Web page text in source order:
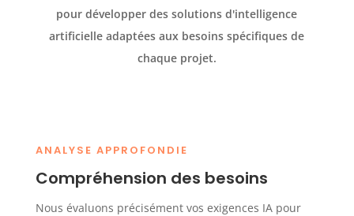
pour développer des solutions d'intelligence
artificielle adaptées aux besoins spécifiques de
chaque projet.
ANALYSE APPROFONDIE
Compréhension des besoins
Nous évaluons précisément vos exigences IA pour